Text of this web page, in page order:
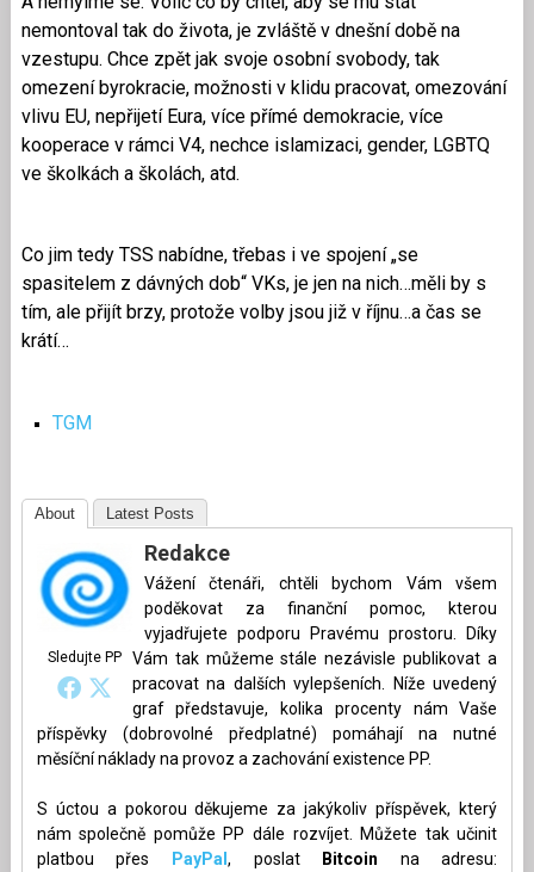
nemontoval tak do života, je zvláště v dnešní době na
vzestupu. Chce zpět jak svoje osobní svobody, tak
omezení byrokracie, možnosti v klidu pracovat, omezování
vlivu EU, nepřijetí Eura, více přímé demokracie, více
kooperace v rámci V4, nechce islamizaci, gender, LGBTQ
ve školkách a školách, atd.
Co jim tedy TSS nabídne, třebas i ve spojení „se
spasitelem z dávných dob“ VKs, je jen na nich…měli by s
tím, ale přijít brzy, protože volby jsou již v říjnu…a čas se
krátí…
TGM
About Latest Posts
Sledujte PP
Redakce
Vážení čtenáři, chtěli bychom Vám všem
poděkovat za finanční pomoc, kterou
vyjadřujete podporu Pravému prostoru. Díky
Vám tak můžeme stále nezávisle publikovat a
pracovat na dalších vylepšeních. Níže uvedený
graf představuje, kolika procenty nám Vaše
příspěvky (dobrovolné předplatné) pomáhají na nutné
měsíční náklady na provoz a zachování existence PP.
S úctou a pokorou děkujeme za jakýkoliv příspěvek, který
nám společně pomůže PP dále rozvíjet. Můžete tak učinit
platbou přes
PayPal , poslat Bitcoin na adresu: